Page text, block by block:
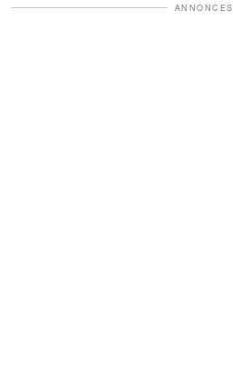
ANNONCES